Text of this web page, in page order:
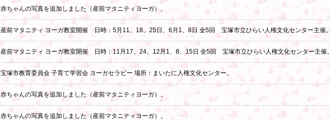
赤ちゃんの写真を追加しました（産前マタニティヨーガ）。
産前マタニティ ヨーガ教室開催 日時：5月11、18、25日、6月1、8日 全5回 宝塚市立ひらい人権文化センター主催。
産前マタニティ ヨーガ教室開催 日時：11月17、24、12月1、8、15日 全5回 宝塚市立ひらい人権文化センター主催。
宝塚市教育委員会 子育て学習会 ヨーガセラビー 場所：まいたに人権文化センター。
赤ちゃんの写真を追加しました（産前マタニティヨーガ）。
赤ちゃんの写真を追加しました（産前マタニティヨーガ）。